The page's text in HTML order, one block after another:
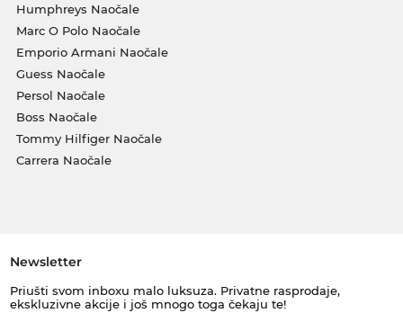
Humphreys Naočale
Marc O Polo Naočale
Emporio Armani Naočale
Guess Naočale
Persol Naočale
Boss Naočale
Tommy Hilfiger Naočale
Carrera Naočale
Newsletter
Priušti svom inboxu malo luksuza. Privatne rasprodaje,
ekskluzivne akcije i još mnogo toga čekaju te!